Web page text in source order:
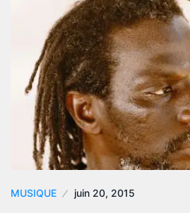
MUSIQUE juin 20, 2015